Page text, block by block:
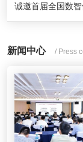
诚邀首届全国数
新闻中心 / Press